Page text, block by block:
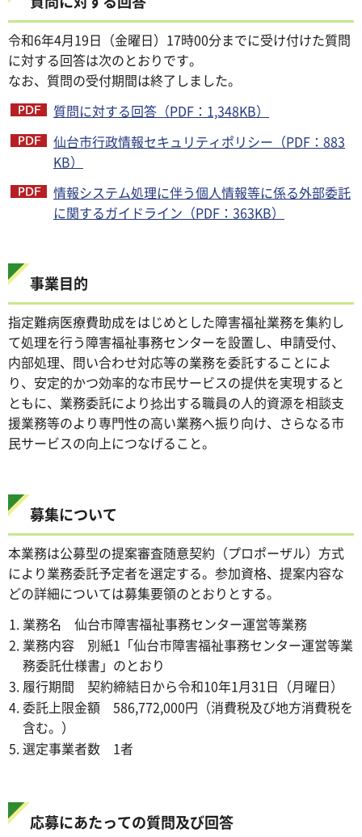
令和6年4月19日（金曜日）17時00分までに受け付けた質問
に対する回答は次のとおりです。
なお、質問の受付期間は終了しました。
質問に対する回答（PDF：1,348KB）
仙台市行政情報セキュリティポリシー（PDF：883
KB）
情報システム処理に伴う個人情報等に係る外部委託
に関するガイドライン（PDF：363KB）
事業目的
指定難病医療費助成をはじめとした障害福祉業務を集約し
て処理を行う障害福祉事務センターを設置し、申請受付、
内部処理、問い合わせ対応等の業務を委託することによ
り、安定的かつ効率的な市民サービスの提供を実現すると
ともに、業務委託により捻出する職員の人的資源を相談支
援業務等のより専門性の高い業務へ振り向け、さらなる市
民サービスの向上につなげること。
募集について
本業務は公募型の提案審査随意契約（プロポーザル）方式
により業務委託予定者を選定する。参加資格、提案内容な
どの詳細については募集要領のとおりとする。
業務名 仙台市障害福祉事務センター運営等業務
業務内容 別紙1「仙台市障害福祉事務センター運営等業
務委託仕様書」のとおり
履行期間 契約締結日から令和10年1月31日（月曜日）
委託上限金額 586,772,000円（消費税及び地方消費税を
含む。）
選定事業者数 1者
応募にあたっての質問及び回答